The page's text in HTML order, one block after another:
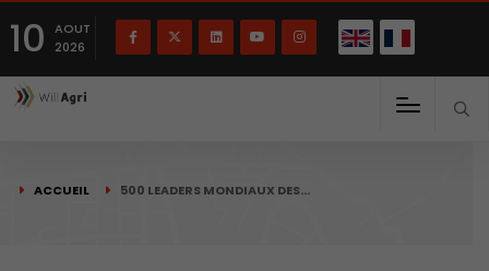
10
AOUT
2026
ACCUEIL 500 LEADERS MONDIAUX DES…
Français English(English)